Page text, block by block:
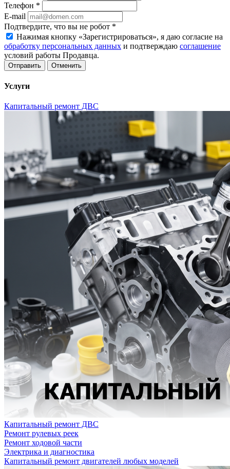
Телефон *
E-mail
Подтвердите, что вы не робот *
Нажимая кнопку «Зарегистрироваться», я даю согласие на
обработку персональных данных и подтверждаю соглашение
условий работы Продавца.
Отменить
Услуги
Капитальный ремонт ДВС
Капитальный ремонт ДВС
Ремонт рулевых реек
Ремонт ходовой части
Электрика и диагностика
Капитальный ремонт двигателей любых моделей